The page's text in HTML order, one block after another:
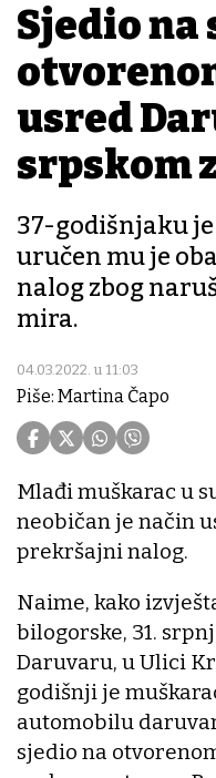
Sjedio na
usred
srpskom
37-godišnjaku je
uručen mu je
nalog zbog
mira.
04.03.2022. u 11:03
Piše: Martina Čapo
Mlađi muškarac u
neobičan je način
prekršajni nalog.
Naime, kako
bilogorske, 31.
Daruvaru, u Ulici
godišnji je
automobilu
sjedio na